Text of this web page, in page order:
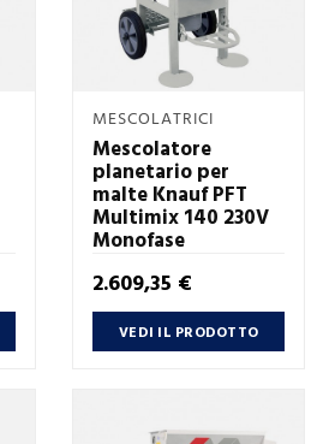
MESCOLATRICI
Mescolatore
planetario per
malte Knauf PFT
Multimix 140 230V
Monofase
Prezzo
2.609,35 €
VEDI IL PRODOTTO